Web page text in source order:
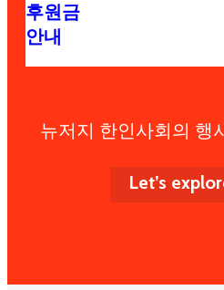
후원금
안내
뉴저지 한인사회의 행
Let’s